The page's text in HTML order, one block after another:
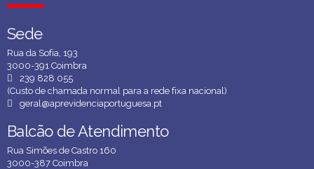
Sede
Sede
Rua da Sofia, 193
3000-391 Coimbra
239 828 055
(Custo de chamada normal para a rede fixa nacional)
geral@aprevidenciaportuguesa.pt
Balcão de Atendimento
Balcão de Atendimento
Rua Simões de Castro 160
3000-387 Coimbra